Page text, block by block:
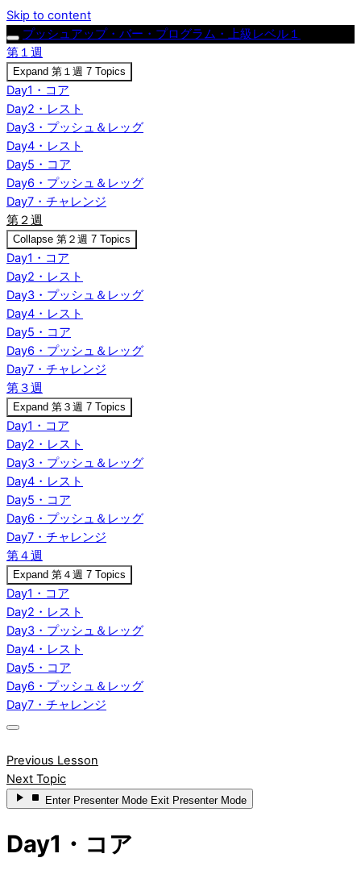
Skip to content
プッシュアップ・バー・プログラム・上級レベル１
第１週
Expand 第１週 7 Topics
Day1・コア
Day2・レスト
Day3・プッシュ＆レッグ
Day4・レスト
Day5・コア
Day6・プッシュ＆レッグ
Day7・チャレンジ
第２週
Collapse 第２週 7 Topics
Day1・コア
Day2・レスト
Day3・プッシュ＆レッグ
Day4・レスト
Day5・コア
Day6・プッシュ＆レッグ
Day7・チャレンジ
第３週
Expand 第３週 7 Topics
Day1・コア
Day2・レスト
Day3・プッシュ＆レッグ
Day4・レスト
Day5・コア
Day6・プッシュ＆レッグ
Day7・チャレンジ
第４週
Expand 第４週 7 Topics
Day1・コア
Day2・レスト
Day3・プッシュ＆レッグ
Day4・レスト
Day5・コア
Day6・プッシュ＆レッグ
Day7・チャレンジ
Previous Lesson
Next Topic
Enter Presenter Mode Exit Presenter Mode
Day1・コア